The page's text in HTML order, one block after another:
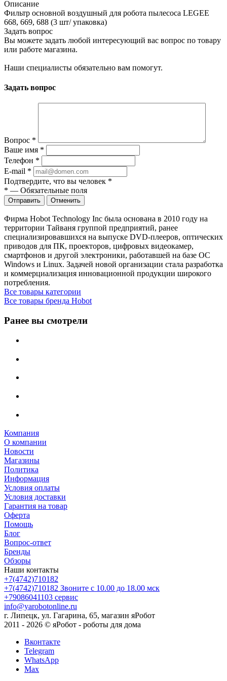
Описание
Фильтр основной воздушный для робота пылесоса LEGEE
668, 669, 688 (3 шт/ упаковка)
Задать вопрос
Вы можете задать любой интересующий вас вопрос по товару
или работе магазина.
Наши специалисты обязательно вам помогут.
Задать вопрос
Вопрос *
Ваше имя *
Телефон *
E-mail *
Подтвердите, что вы человек *
* — Обязательные поля
Отправить Отменить
Фирма Hobot Technology Inc была основана в 2010 году на
территории Тайваня группой предприятий, ранее
специализировавшихся на выпуске DVD-плееров, оптических
приводов для ПК, проекторов, цифровых видеокамер,
смартфонов и другой электроники, работавшей на базе ОС
Windows и Linux. Задачей новой организации стала разработка
и коммерциализация инновационной продукции широкого
потребления.
Все товары категории
Все товары бренда Hobot
Ранее вы смотрели
Компания
О компании
Новости
Магазины
Политика
Информация
Условия оплаты
Условия доставки
Гарантия на товар
Оферта
Помощь
Блог
Вопрос-ответ
Бренды
Обзоры
Наши контакты
+7(4742)710182
+7(4742)710182 Звоните с 10.00 до 18.00 мск
+79086041103 сервис
info@yarobotonline.ru
г. Липецк, ул. Гагарина, 65, магазин яРобот
2011 - 2026 © яРобот - роботы для дома
Вконтакте
Telegram
WhatsApp
Max